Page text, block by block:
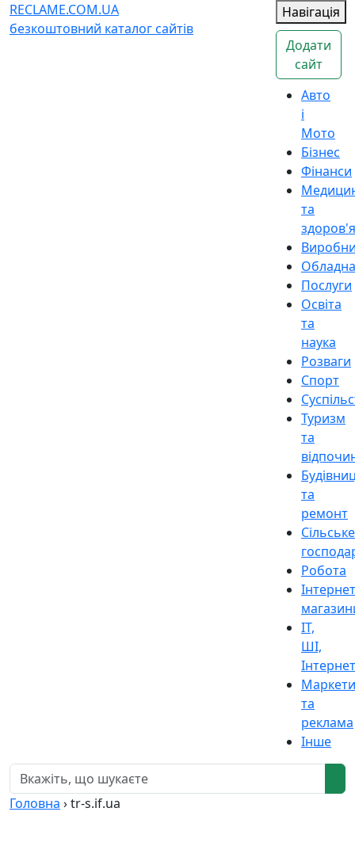
RECLAME.COM.UA
безкоштовний каталог сайтів
Навігація
Додати
сайт
Авто
і
Мото
Бізнес
Фінанси
та
здоров'я
Послуги
Освіта
та
наука
Розваги
Спорт
Туризм
та
та
ремонт
Сільське
Робота
Інтернет
ІТ,
ШІ,
Інтернет
та
реклама
Інше
Головна ›tr-s.if.ua